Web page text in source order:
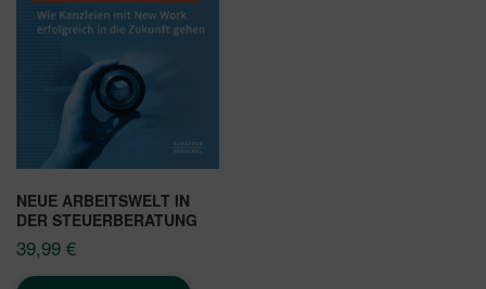
NEUE ARBEITSWELT IN
DER STEUERBERATUNG
39,99 €